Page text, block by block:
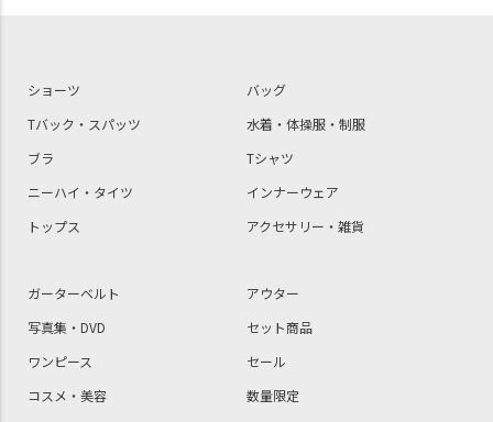
ショーツ
Tバック・スパッツ
ブラ
ニーハイ・タイツ
トップス
バッグ
水着・体操服・制服
Tシャツ
インナーウェア
アクセサリー・雑貨
ガーターベルト
写真集・DVD
ワンピース
コスメ・美容
アウター
セット商品
セール
数量限定